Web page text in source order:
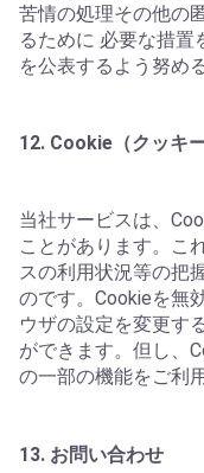
苦情の処理その他の
るために 必要な措置
を公表するよう努め
12. Cookie（クッキ
当社サービスは、
ことがあります。こ
スの利用状況等の把
のです。Cookieを無
ウザの設定を変更す
ができます。但し、
の一部の機能をご利
13. お問い合わせ